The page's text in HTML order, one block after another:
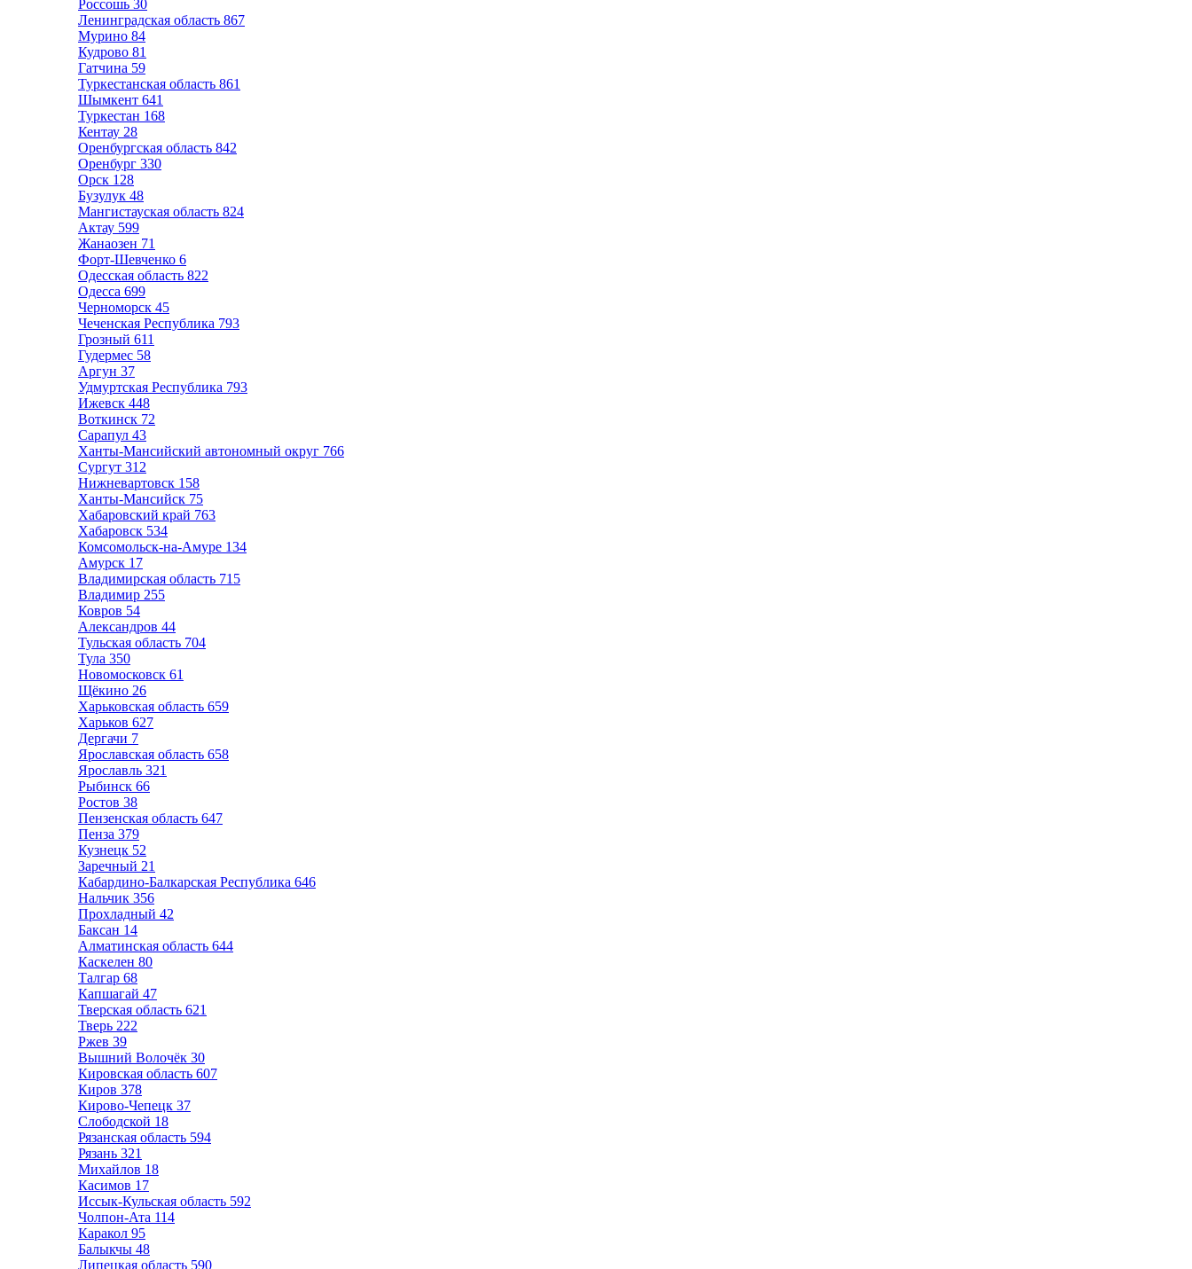
Россошь 30
Ленинградская область 867
Мурино 84
Кудрово 81
Гатчина 59
Туркестанская область 861
Шымкент 641
Туркестан 168
Кентау 28
Оренбургская область 842
Оренбург 330
Орск 128
Бузулук 48
Мангистауская область 824
Актау 599
Жанаозен 71
Форт-Шевченко 6
Одесская область 822
Одесса 699
Черноморск 45
Чеченская Республика 793
Грозный 611
Гудермес 58
Аргун 37
Удмуртская Республика 793
Ижевск 448
Воткинск 72
Сарапул 43
Ханты-Мансийский автономный округ 766
Сургут 312
Нижневартовск 158
Ханты-Мансийск 75
Хабаровский край 763
Хабаровск 534
Комсомольск-на-Амуре 134
Амурск 17
Владимирская область 715
Владимир 255
Ковров 54
Александров 44
Тульская область 704
Тула 350
Новомосковск 61
Щёкино 26
Харьковская область 659
Харьков 627
Дергачи 7
Ярославская область 658
Ярославль 321
Рыбинск 66
Ростов 38
Пензенская область 647
Пенза 379
Кузнецк 52
Заречный 21
Кабардино-Балкарская Республика 646
Нальчик 356
Прохладный 42
Баксан 14
Алматинская область 644
Каскелен 80
Талгар 68
Капшагай 47
Тверская область 621
Тверь 222
Ржев 39
Вышний Волочёк 30
Кировская область 607
Киров 378
Кирово-Чепецк 37
Слободской 18
Рязанская область 594
Рязань 321
Михайлов 18
Касимов 17
Иссык-Кульская область 592
Чолпон-Ата 114
Каракол 95
Балыкчы 48
Липецкая область 590